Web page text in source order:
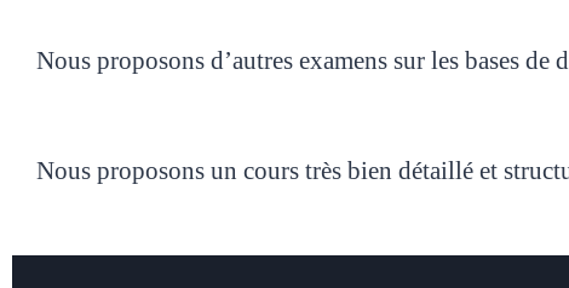
Nous proposons d’autres examens sur les bases de
Nous proposons un cours très bien détaillé et